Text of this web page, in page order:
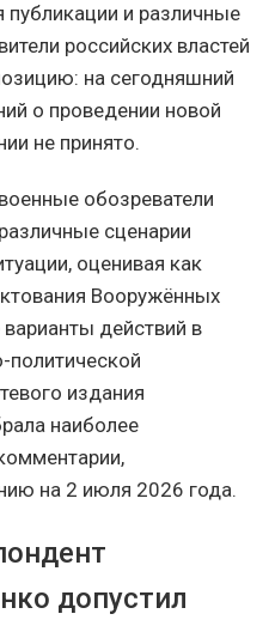
и различные
российских властей
на сегодняшний
о проведении новой
не принято.
обозреватели
сценарии
оценивая как
Вооружённых
действий в
политической
издания
наиболее
на 2 июля 2026 года.
допустил